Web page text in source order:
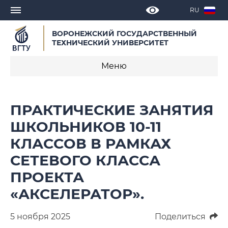
RU
ВОРОНЕЖСКИЙ ГОСУДАРСТВЕННЫЙ
ТЕХНИЧЕСКИЙ УНИВЕРСИТЕТ
Меню
СМИ о нас
Выступления, доклады, интервью
Календарь мероприятий
Корпоративные издания
ПРАКТИЧЕСКИЕ ЗАНЯТИЯ
ШКОЛЬНИКОВ 10-11
КЛАССОВ В РАМКАХ
СЕТЕВОГО КЛАССА
ПРОЕКТА
«АКСЕЛЕРАТОР».
5 ноября 2025 Поделиться